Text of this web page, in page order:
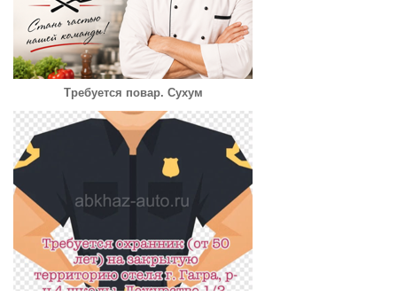
Требуется повар. Сухум